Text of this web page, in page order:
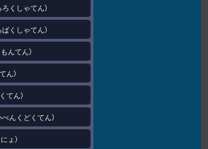
ろくしゃてん
ばくしゃてん
んてん
ん
てん
べんくどくてん
ょ